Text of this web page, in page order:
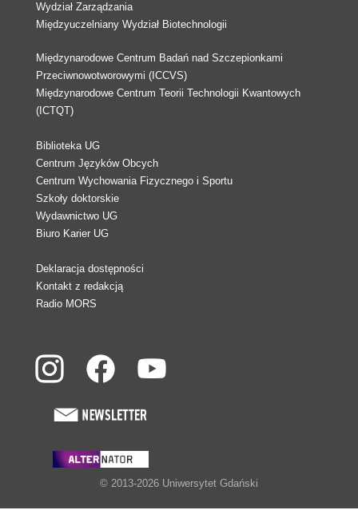
Wydział Zarządzania
Międzyuczelniany Wydział Biotechnologii
Międzynarodowe Centrum Badań nad Szczepionkami
Przeciwnowotworowymi (ICCVS)
Międzynarodowe Centrum Teorii Technologii Kwantowych
(ICTQT)
Biblioteka UG
Centrum Języków Obcych
Centrum Wychowania Fizycznego i Sportu
Szkoły doktorskie
Wydawnictwo UG
Biuro Karier UG
Deklaracja dostępności
Kontakt z redakcją
Radio MORS
© 2013-2026 Uniwersytet Gdański